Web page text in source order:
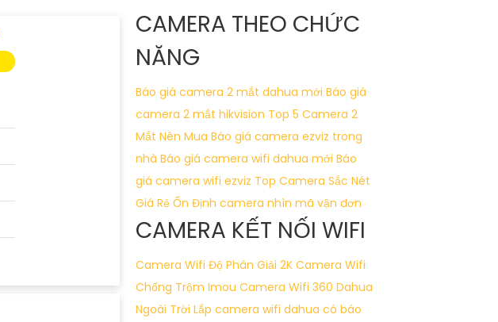
phù hợp nhất với nhu cầu của bạn!
trợ khác, đừng ngần ngại để viết lại Cung cấp cho công trình.
CAMERA THEO CHỨC
NĂNG
Báo giá camera 2 mắt dahua mới Báo giá
camera 2 mắt hikvision Top 5 Camera 2
Mắt Nên Mua Báo giá camera ezviz trong
nhà Báo giá camera wifi dahua mới Báo
giá camera wifi ezviz Top Camera Sắc Nét
Giá Rẻ Ổn Định camera nhìn mã vận đơn
CAMERA KẾT NỐI WIFI
Camera Wifi Độ Phân Giải 2K Camera Wifi
Chống Trộm Imou Camera Wifi 360 Dahua
Ngoài Trời Lắp camera wifi dahua có báo